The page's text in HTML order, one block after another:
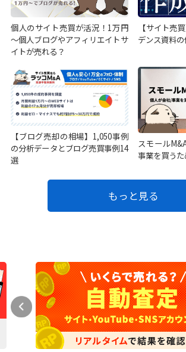
個人のサイト売買が活況！1万円
～個人ブログやアフィリエイトサ
イトが売れる？
【サイト売
デンス資料
【ブログ売却の相場】1,050事例
の分析データとブログ売買事例14
選
スモール
事業を買う
もっと見る